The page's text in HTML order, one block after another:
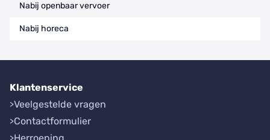
Nabij openbaar vervoer
Nabij horeca
Klantenservice
Veelgestelde vragen
Contactformulier